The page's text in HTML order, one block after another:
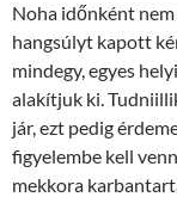
Noha időnként
hangsúlyt kapott
mindegy, egyes
alakítjuk ki.
jár, ezt pedig
figyelembe kell
mekkora